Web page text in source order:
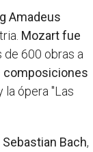
Amadeus
Mozart fue
600 obras a
composiciones
la ópera "Las
Bach,